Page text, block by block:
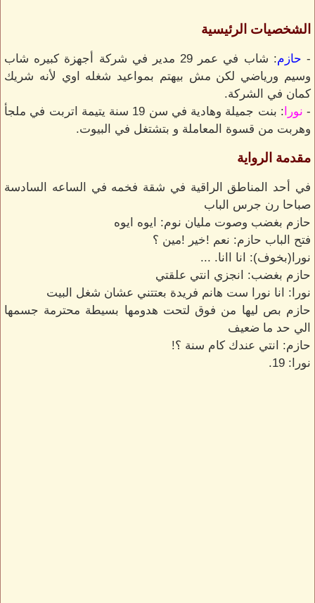
الشخصيات الرئيسية
- حازم
: شاب في عمر 29 مدير في شركة أجهزة كبيره شاب
وسيم ورياضي لكن مش بيهتم بمواعيد شغله اوي لأنه شريك
كمان في الشركة.
- نورا
: بنت جميلة وهادية في سن 19 سنة يتيمة اتربت في ملجأ
وهربت من قسوة المعاملة و بتشتغل في البيوت.
مقدمة الرواية
في أحد المناطق الراقية في شقة فخمه في الساعه السادسة
صباحا رن جرس الباب
حازم بغضب وصوت مليان نوم: ايوه ايوه
فتح الباب حازم: نعم !خير !مين ؟
نورا(بخوف): انا اانا. ...
حازم بغضب: انجزي انتي علقتي
نورا: انا نورا ست هانم فريدة بعتتني عشان شغل البيت
حازم بص ليها من فوق لتحت هدومها بسيطة محترمة جسمها
الي حد ما ضعيف
حازم: انتي عندك كام سنة ؟!
نورا: 19.